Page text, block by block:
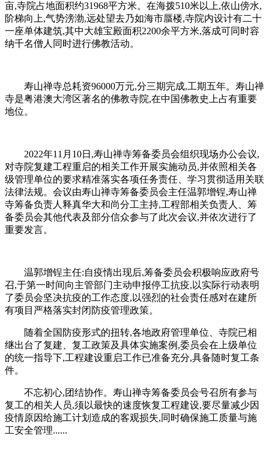
亩,寺院占地面积约31968平方米。在海拨510米以上,依山傍水,
阶梯向上,气势滂渤,远处望去乃如海市蜃楼,寺院内设计有二十
一座单体建筑,其中大雄宝殿面积2200余平方米,落成可同时容
纳千名僧人同时进行佛教活动。
寿山禅寺总耗资96000万元,分三期完成,工期五年。寿山禅
寺是粤港澳大湾区著名的佛教寺院,在中国佛教史上占有重要
地位。
2022年11月10日,寿山禅寺筹备委员会组织现场办公会议,
对寺院复建工程重启的相关工作开展实施动员,并依照相关各
级管理单位的要求精准落实各项任务责任、学习贯彻适用关联
法律法规。会议由寿山禅寺筹备委员会主任温郭增锃,寿山禅
寺筹备负责人释真华大和尚分工主持,工程部相关负责人、筹
备委员会其他代表及部分信众参与了此次会议,并依次进行了
重要发言。
温郭增锃主任:自疫情出现后,筹备委员会积极响应政府号
召,于第一时间向主管部门主动申报停工抗疫,以实际行动表明
了委员会坚决抗疫的工作态度,以强烈的社会责任感对在建所
有项目严格落实封闭防疫管理政策。
随着全国防疫形式的扭转,各地政府管理单位、寺院已相
继出台了复建、复工政策及具体实施案例,委员会在上级单位
的统一指导下,工程建设重启工作已准备充分,具备随时复工条
件。
不忘初心,团结协作。寿山禅寺筹备委员会号召所有参与
复工的相关人员,须以最快的速度恢复工程建设,要尽量减少因
疫情原因给施工计划造成的客观损失,同时确保施工质量与施
工安全管理......